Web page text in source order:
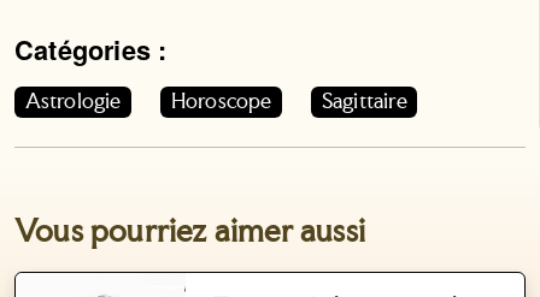
Catégories :
Cet article appartient aux catégories suivantes. Vous
Astrologie Horoscope Sagittaire
Vous pourriez aimer aussi